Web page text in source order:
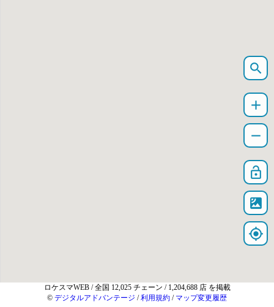
search
add
remove
lock_open
satellite
my_location
ロケスマWEB / 全国 12,025 チェーン / 1,204,688 店 を掲載
© デジタルアドバンテージ /利用規約 / マップ変更履歴